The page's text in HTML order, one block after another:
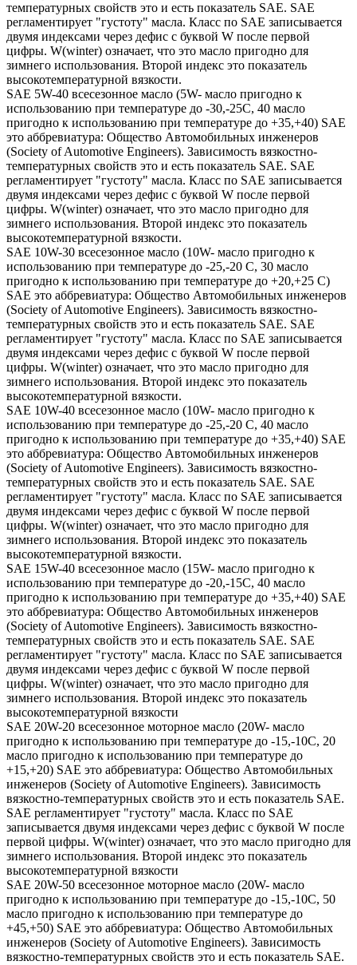
температурных свойств это и есть показатель SAE. SAE
регламентирует "густоту" масла. Класс по SAE записывается
двумя индексами через дефис с буквой W после первой
цифры. W(winter) означает, что это масло пригодно для
зимнего использования. Второй индекс это показатель
высокотемпературной вязкости.
SAE 5W-40 всесезонное масло (5W- масло пригодно к
использованию при температуре до -30,-25С, 40 масло
пригодно к использованию при температуре до +35,+40) SAE
это аббревиатура: Общество Автомобильных инженеров
(Society of Automotive Engineers). Зависимость вязкостно-
температурных свойств это и есть показатель SAE. SAE
регламентирует "густоту" масла. Класс по SAE записывается
двумя индексами через дефис с буквой W после первой
цифры. W(winter) означает, что это масло пригодно для
зимнего использования. Второй индекс это показатель
высокотемпературной вязкости.
SAE 10W-30 всесезонное масло (10W- масло пригодно к
использованию при температуре до -25,-20 С, 30 масло
пригодно к использованию при температуре до +20,+25 С)
SAE это аббревиатура: Общество Автомобильных инженеров
(Society of Automotive Engineers). Зависимость вязкостно-
температурных свойств это и есть показатель SAE. SAE
регламентирует "густоту" масла. Класс по SAE записывается
двумя индексами через дефис с буквой W после первой
цифры. W(winter) означает, что это масло пригодно для
зимнего использования. Второй индекс это показатель
высокотемпературной вязкости.
SAE 10W-40 всесезонное масло (10W- масло пригодно к
использованию при температуре до -25,-20 С, 40 масло
пригодно к использованию при температуре до +35,+40) SAE
это аббревиатура: Общество Автомобильных инженеров
(Society of Automotive Engineers). Зависимость вязкостно-
температурных свойств это и есть показатель SAE. SAE
регламентирует "густоту" масла. Класс по SAE записывается
двумя индексами через дефис с буквой W после первой
цифры. W(winter) означает, что это масло пригодно для
зимнего использования. Второй индекс это показатель
высокотемпературной вязкости.
SAE 15W-40 всесезонное масло (15W- масло пригодно к
использованию при температуре до -20,-15С, 40 масло
пригодно к использованию при температуре до +35,+40) SAE
это аббревиатура: Общество Автомобильных инженеров
(Society of Automotive Engineers). Зависимость вязкостно-
температурных свойств это и есть показатель SAE. SAE
регламентирует "густоту" масла. Класс по SAE записывается
двумя индексами через дефис с буквой W после первой
цифры. W(winter) означает, что это масло пригодно для
зимнего использования. Второй индекс это показатель
высокотемпературной вязкости
SAE 20W-20 всесезонное моторное масло (20W- масло
пригодно к использованию при температуре до -15,-10С, 20
масло пригодно к использованию при температуре до
+15,+20) SAE это аббревиатура: Общество Автомобильных
инженеров (Society of Automotive Engineers). Зависимость
вязкостно-температурных свойств это и есть показатель SAE.
SAE регламентирует "густоту" масла. Класс по SAE
записывается двумя индексами через дефис с буквой W после
первой цифры. W(winter) означает, что это масло пригодно для
зимнего использования. Второй индекс это показатель
высокотемпературной вязкости
SAE 20W-50 всесезонное моторное масло (20W- масло
пригодно к использованию при температуре до -15,-10С, 50
масло пригодно к использованию при температуре до
+45,+50) SAE это аббревиатура: Общество Автомобильных
инженеров (Society of Automotive Engineers). Зависимость
вязкостно-температурных свойств это и есть показатель SAE.